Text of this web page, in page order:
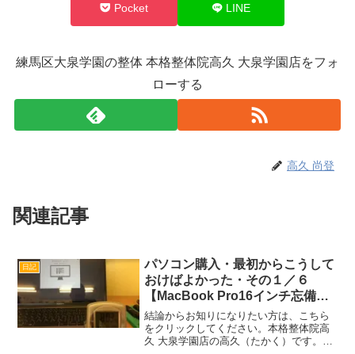
Pocket LINE
練馬区大泉学園の整体 本格整体院高久 大泉学園店をフォ
ローする
高久 尚登
関連記事
日記
パソコン購入・最初からこうして
おけばよかった・その１／６
【MacBook Pro16インチ忘備
録】
結論からお知りになりたい方は、こちら
をクリックしてください。本格整体院高
久 大泉学園店の高久（たかく）です。動